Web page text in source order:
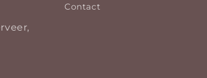
Contact